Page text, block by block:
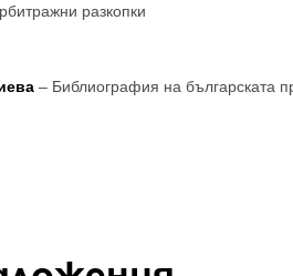
разкопки
– Библиография на българската